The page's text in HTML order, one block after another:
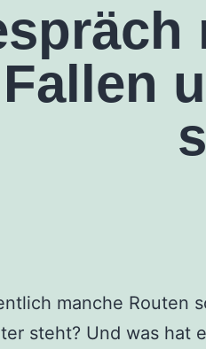
manche Routen
steht? Und was hat